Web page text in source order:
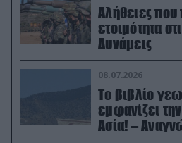
Αλήθειες που
ετοιμότητα
Δυνάμεις
08.07.2026
Το βιβλίο
εμφανίζει
Ασία! –